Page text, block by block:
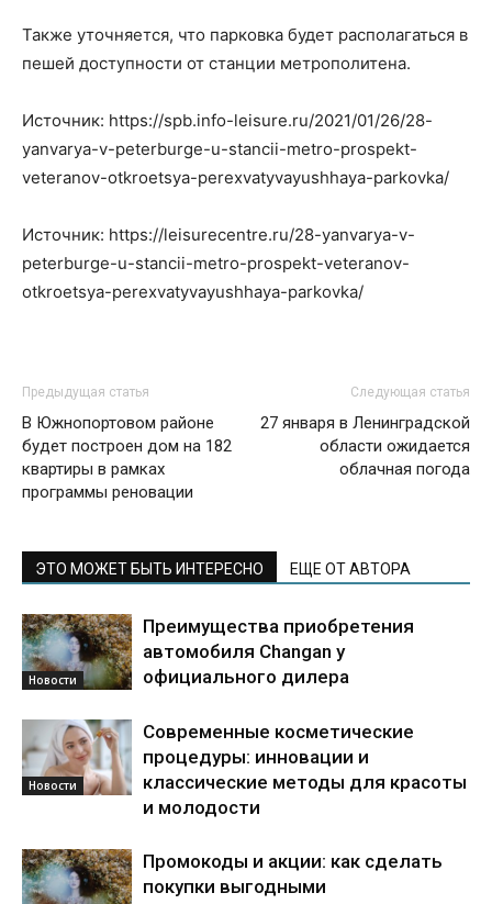
Также уточняется, что парковка будет располагаться в
пешей доступности от станции метрополитена.
Источник: https://spb.info-leisure.ru/2021/01/26/28-
yanvarya-v-peterburge-u-stancii-metro-prospekt-
veteranov-otkroetsya-perexvatyvayushhaya-parkovka/
Источник: https://leisurecentre.ru/28-yanvarya-v-
peterburge-u-stancii-metro-prospekt-veteranov-
otkroetsya-perexvatyvayushhaya-parkovka/
Предыдущая статья
В Южнопортовом районе
будет построен дом на 182
квартиры в рамках
программы реновации
Следующая статья
27 января в Ленинградской
области ожидается
облачная погода
ЭТО МОЖЕТ БЫТЬ ИНТЕРЕСНО ЕЩЕ ОТ АВТОРА
Новости
Преимущества приобретения
автомобиля Changan у
официального дилера
Новости
Современные косметические
процедуры: инновации и
классические методы для красоты
и молодости
Промокоды и акции: как сделать
покупки выгодными